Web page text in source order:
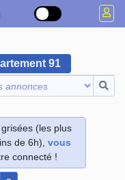
91
(les plus
de 6h),vous
connecté !